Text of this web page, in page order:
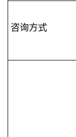
咨询方式